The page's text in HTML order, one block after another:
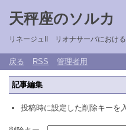
天秤座のソルカ
リネージュII リオナサーバにおけ
戻る RSS 管理者用
記事編集
投稿時に設定した削除キーを